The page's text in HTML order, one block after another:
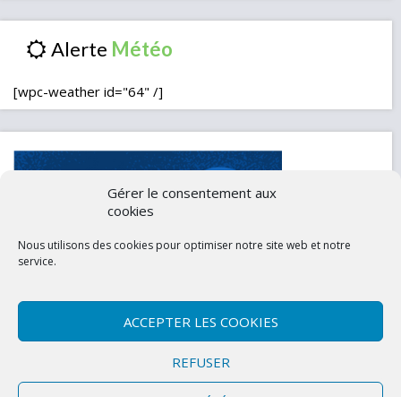
Gérer le consentement aux
cookies
Nous utilisons des cookies pour optimiser notre site web et notre
service.
ACCEPTER LES COOKIES
REFUSER
Alerte
[wpc-weather id="64" /]
Politique de confidentialité (UE)